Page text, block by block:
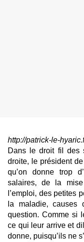
http://patrick-le-
Dans le droit fil des
droite, le président
qu’on donne trop
salaires, de la
l’emploi, des petites
la maladie, causes
question. Comme si
ce qui leur arrive et
donne, puisqu’ils ne